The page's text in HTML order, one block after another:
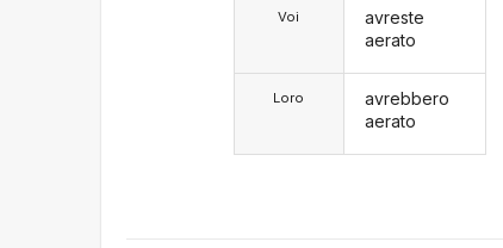
Voi
Loro
avreste
aerato
avrebbero
aerato